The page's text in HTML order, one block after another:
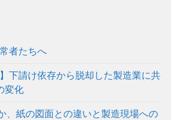
者たちへ
下請け依存から脱却した製造業に共
変化
、紙の図面との違いと製造現場への